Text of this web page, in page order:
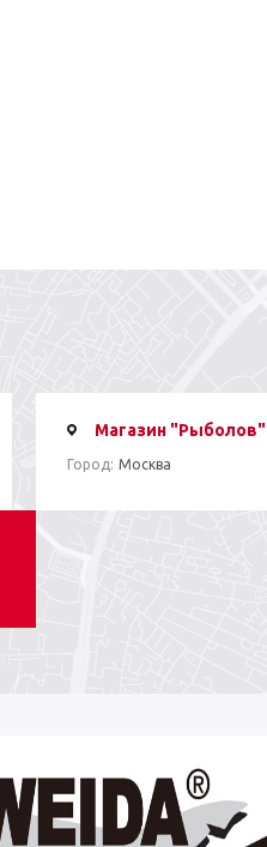
Магазин "Рыболов"
Город: Москва